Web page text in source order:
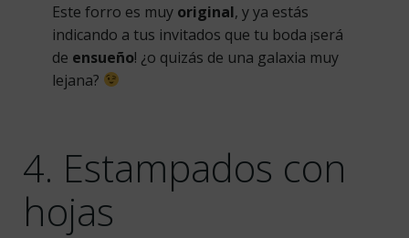
Este forro es muy original, y ya estás
indicando a tus invitados que tu boda ¡será
de ensueño! ¿o quizás de una galaxia muy
lejana?
4. Estampados con
hojas